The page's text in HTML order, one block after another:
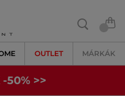
OUTLET MÁRKÁK
-50% >>